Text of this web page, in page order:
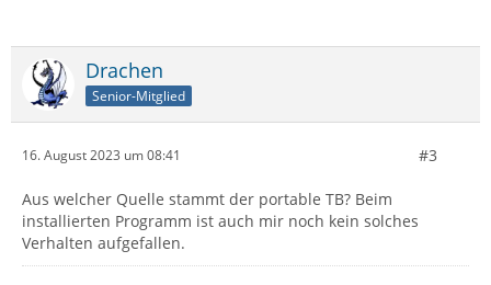
Drachen
Senior-Mitglied
16. August 2023 um 08:41 #3
Aus welcher Quelle stammt der portable TB? Beim
installierten Programm ist auch mir noch kein solches
Verhalten aufgefallen.